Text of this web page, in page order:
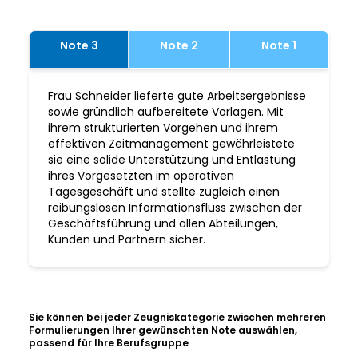
Note 3 Note 2 Note 1
Frau Schneider lieferte gute Arbeitsergebnisse
sowie gründlich aufbereitete Vorlagen. Mit
ihrem strukturierten Vorgehen und ihrem
effektiven Zeitmanagement gewährleistete
sie eine solide Unterstützung und Entlastung
ihres Vorgesetzten im operativen
Tagesgeschäft und stellte zugleich einen
reibungslosen Informationsfluss zwischen der
Geschäftsführung und allen Abteilungen,
Kunden und Partnern sicher.
Sie können bei jeder Zeugniskategorie zwischen mehreren
Formulierungen Ihrer gewünschten Note auswählen,
passend für Ihre Berufsgruppe